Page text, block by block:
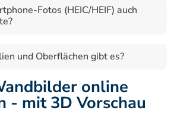
Fotos (HEIC/HEIF) auch
und Oberflächen gibt es?
online
- mit 3D Vorschau